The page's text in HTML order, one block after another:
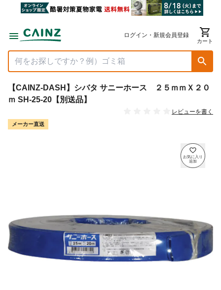
ログイン・新規会員登録
カート
【CAINZ-DASH】シバタ サニーホース ２５ｍｍＸ２０
ｍ SH-25-20【別送品】
レビューを書く
メーカー直送